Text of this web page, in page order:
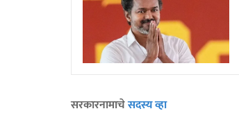
सरकारनामाचेसदस्य व्हा